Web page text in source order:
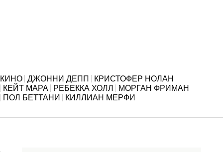
КИНО ДЖОННИ ДЕПП
КРИСТОФЕР НОЛАН
КЕЙТ МАРА
РЕБЕККА ХОЛЛ
МОРГАН ФРИМАН
ПОЛ БЕТТАНИ
КИЛЛИАН МЕРФИ